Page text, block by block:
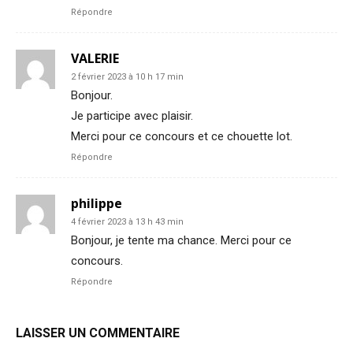
Répondre
VALERIE
2 février 2023 à 10 h 17 min
Bonjour.
Je participe avec plaisir.
Merci pour ce concours et ce chouette lot.
Répondre
philippe
4 février 2023 à 13 h 43 min
Bonjour, je tente ma chance. Merci pour ce
concours.
Répondre
LAISSER UN COMMENTAIRE